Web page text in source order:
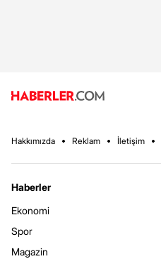
Hakkımızda Reklam İletişim
Haberler
Ekonomi
Spor
Magazin